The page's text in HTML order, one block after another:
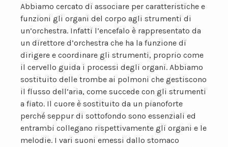
Abbiamo cercato di associare per caratteristiche e
funzioni gli organi del corpo agli strumenti di
un’orchestra. Infatti l’encefalo è rappresentato da
un direttore d’orchestra che ha la funzione di
dirigere e coordinare gli strumenti, proprio come
il cervello guida i processi degli organi. Abbiamo
sostituito delle trombe ai polmoni che gestiscono
il flusso dell’aria, come succede con gli strumenti
a fiato. Il cuore è sostituito da un pianoforte
perché seppur di sottofondo sono essenziali ed
entrambi collegano rispettivamente gli organi e le
melodie. I vari suoni emessi dallo stomaco